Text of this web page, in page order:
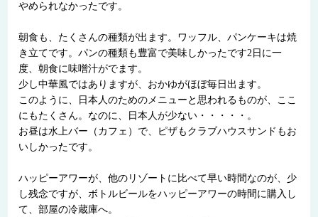
やめられなかったです。
朝食も、たくさんの種類が出ます。ワッフル、パンケーキは焼
き立てです。パンの種類も豊富で美味しかったです2日に一
度、朝食に味噌汁がでます。
少し中華風ではありますが、おかゆがほぼ毎日出ます。
このように、日本人のためのメニューと思われるものが、ここ
にもたくさん。なのに、日本人が少ない・・・・・。
お昼は水上バー（カフェ）で、ピザもクラブハウスサンドもお
いしかったです。
ハッピーアワーが、他のリゾートに比べて早い時間なのが、少
し残念ですが、ボトルビールをハッピーアワーの時間に購入し
て、部屋の冷蔵庫へ。